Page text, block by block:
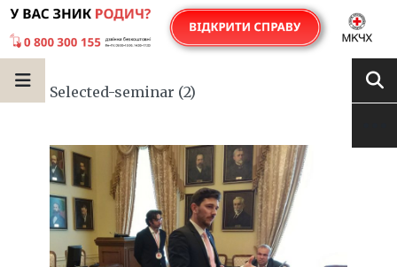
Selected-seminar (2)